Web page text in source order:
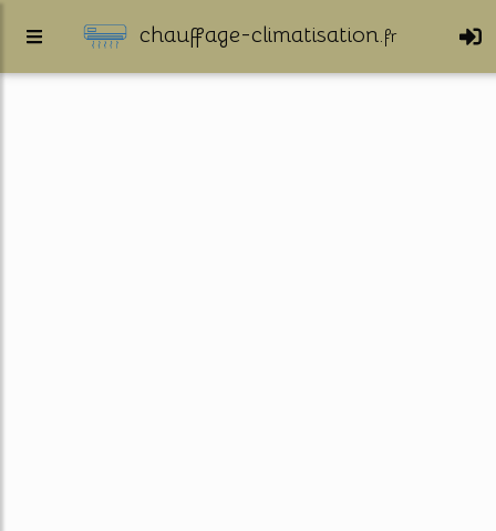
chauffage-climatisation.fr